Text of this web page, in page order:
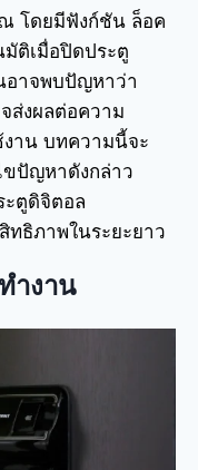
โดยมีฟังก์ชัน ล็อค
ติเมื่อปิดประตู
อาจพบปัญหาว่า
ส่งผลต่อความ
าน บทความนี้จะ
ขปัญหาดังกล่าว
ะตูดิจิตอล
ทธิภาพในระยะยาว
ำงาน